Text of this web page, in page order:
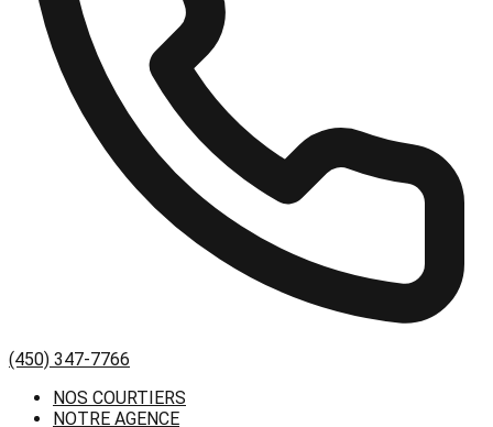
(450) 347-7766
NOS COURTIERS
NOTRE AGENCE